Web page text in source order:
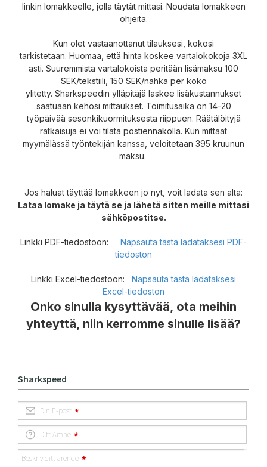
linkin lomakkeelle, jolla täytät mittasi. Noudata lomakkeen
ohjeita.
Kun olet vastaanottanut tilauksesi, kokosi
tarkistetaan. Huomaa, että hinta koskee vartalokokoja 3XL
asti. Suuremmista vartalokoista peritään lisämaksu 100
SEK/tekstiili, 150 SEK/nahka per koko
ylitetty. Sharkspeedin ylläpitäjä laskee lisäkustannukset
saatuaan kehosi mittaukset. Toimitusaika on 14-20
työpäivää sesonkikuormituksesta riippuen. Räätälöityjä
ratkaisuja ei voi tilata postiennakolla. Kun mittaat
myymälässä työntekijän kanssa, veloitetaan 395 kruunun
maksu.
Jos haluat täyttää lomakkeen jo nyt, voit ladata sen alta:
Lataa lomake ja täytä se ja lähetä sitten meille mittasi
sähköpostitse.
Linkki PDF-tiedostoon: Napsauta tästä ladataksesi PDF-
tiedoston
Linkki Excel-tiedostoon: Napsauta tästä ladataksesi
Excel-tiedoston
Onko sinulla kysyttävää, ota meihin
yhteyttä, niin kerromme sinulle lisää?